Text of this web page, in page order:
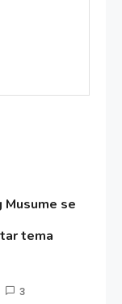
se
tema
3